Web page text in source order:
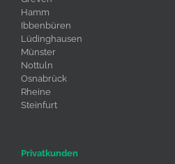
Hamm
Ibbenbüren
Lüdinghausen
Münster
Nottuln
Osnabrück
Rheine
Steinfurt
Privatkunden